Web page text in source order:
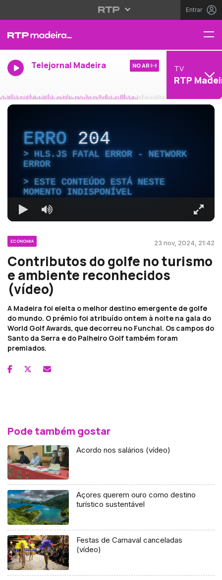
Entrar
Telejornal Madeira NO AR TV
RTP
ERRO204
HLS.JS FATAL ERROR - NETWORK
ERROR
ESTE CONTEÚDO ESTÁ NESTE
MOMENTO INDISPONÍVEL
ECONOMIA 23 nov, 2024, 21:42
Contributos do golfe no turismo
e ambiente reconhecidos
(vídeo)
A Madeira foi eleita o melhor destino emergente de golfe
do mundo. O prémio foi atribuído ontem à noite na gala do
World Golf Awards, que decorreu no Funchal. Os campos do
Santo da Serra e do Palheiro Golf também foram
premiados.
Pode também gostar
Acordo nos salários (vídeo)
Açores querem ouro como destino
turístico sustentável
Festas de Carnaval canceladas
(vídeo)